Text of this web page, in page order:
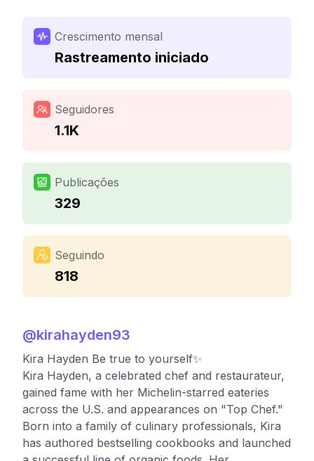
Crescimento mensal
Rastreamento iniciado
Seguidores
1.1K
Publicações
329
Seguindo
818
@kirahayden93
Kira Hayden Be true to yourself✨
Kira Hayden, a celebrated chef and restaurateur,
gained fame with her Michelin-starred eateries
across the U.S. and appearances on "Top Chef."
Born into a family of culinary professionals, Kira
has authored bestselling cookbooks and launched